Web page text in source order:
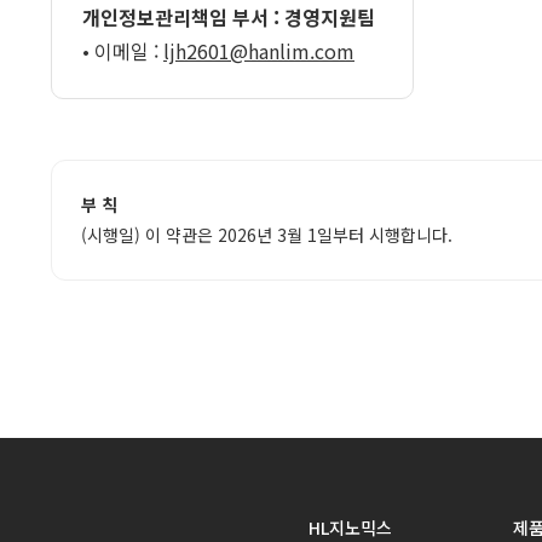
개인정보관리책임 부서 : 경영지원팀
• 이메일 : ljh2601@hanlim.com
부 칙
(시행일) 이 약관은 2026년 3월 1일부터 시행합니다.
HL지노믹스 제